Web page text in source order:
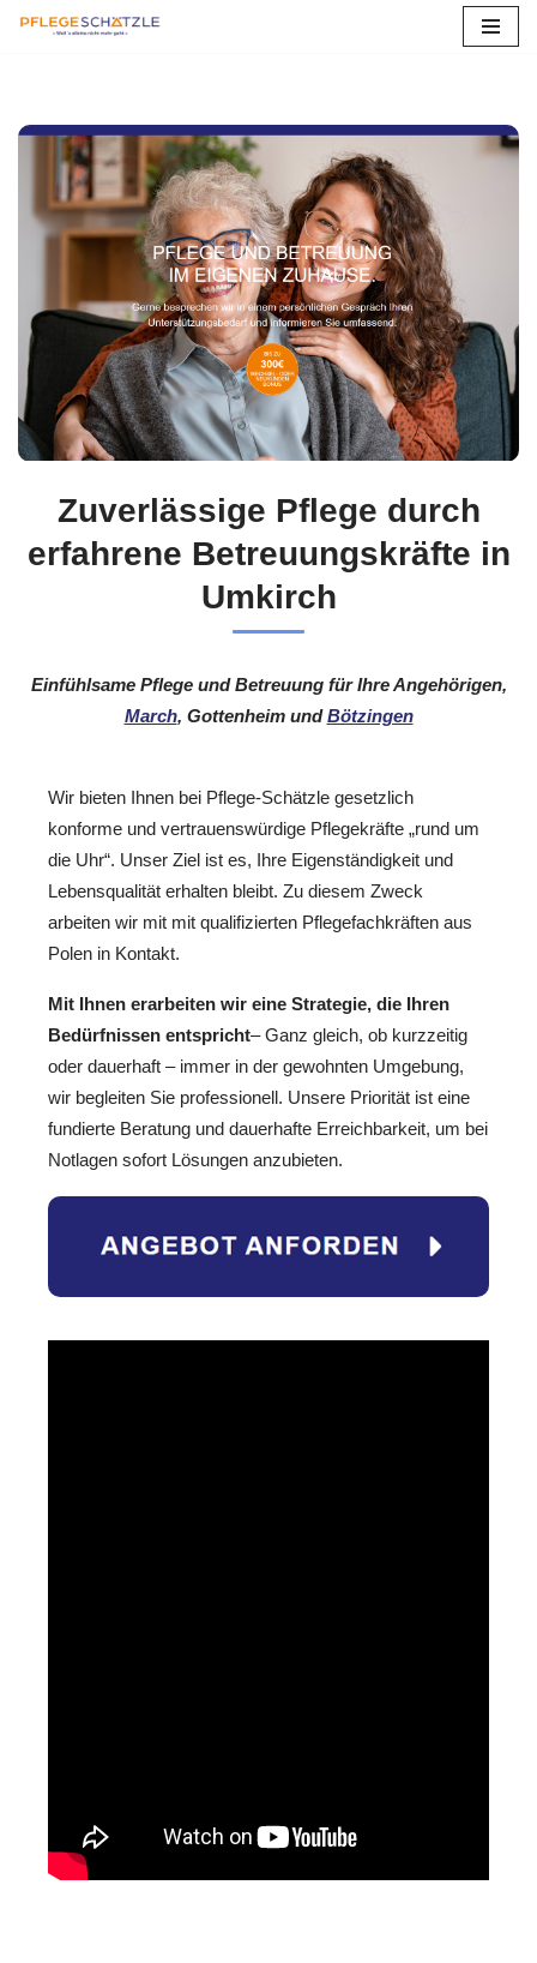
springen
Zuverlässige Pflege durch
erfahrene Betreuungskräfte in
Umkirch
Einfühlsame Pflege und Betreuung für Ihre Angehörigen,
March, Gottenheim undBötzingen
Wir bieten Ihnen bei Pflege-Schätzle gesetzlich
konforme und vertrauenswürdige Pflegekräfte „rund um
die Uhr“. Unser Ziel ist es, Ihre Eigenständigkeit und
Lebensqualität erhalten bleibt. Zu diesem Zweck
arbeiten wir mit mit qualifizierten Pflegefachkräften aus
Polen in Kontakt.
Mit Ihnen erarbeiten wir eine Strategie, die Ihren
Bedürfnissen entspricht– Ganz gleich, ob kurzzeitig
oder dauerhaft – immer in der gewohnten Umgebung,
wir begleiten Sie professionell. Unsere Priorität ist eine
fundierte Beratung und dauerhafte Erreichbarkeit, um bei
Notlagen sofort Lösungen anzubieten.